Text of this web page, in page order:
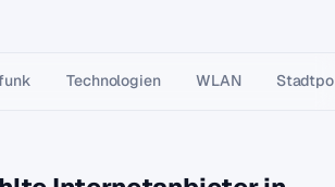
Technologien WLAN